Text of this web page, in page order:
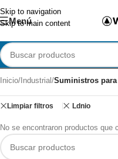
Skip to navigation
Skip to main content
Menú
Inicio/ Industrial /Suministros
Limpiar filtros Ldnio
No se encontraron productos que